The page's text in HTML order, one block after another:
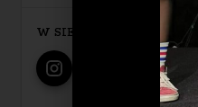
W SIECI